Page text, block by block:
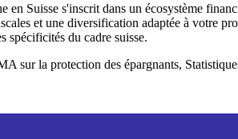
en Suisse s'inscrit dans un écosystème
et une diversification adaptée à votre
spécificités du cadre suisse.
sur la protection des épargnants,